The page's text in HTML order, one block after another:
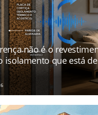
não é o
isolamento que está